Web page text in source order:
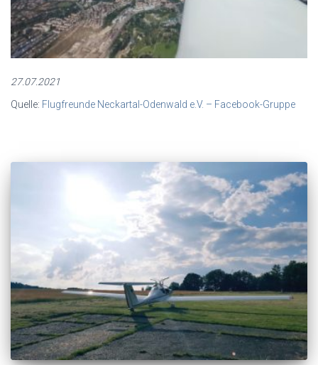
27.07.2021
Quelle: Flugfreunde Neckartal-Odenwald e.V. – Facebook-Gruppe